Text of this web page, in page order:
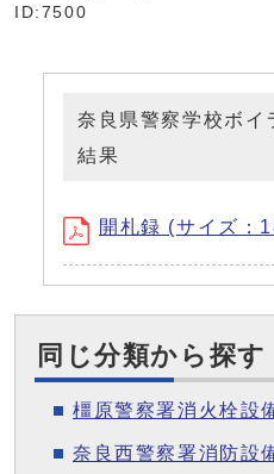
ID:7500
奈良県警察学校ボイ
結果
開札録 (サイズ：
同じ分類から探す
橿原警察署消火栓設
奈良西警察署消防設